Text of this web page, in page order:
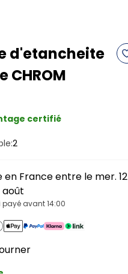
d'etancheite
certifié
2
en France entre le mer. 12
août
avant 14:00